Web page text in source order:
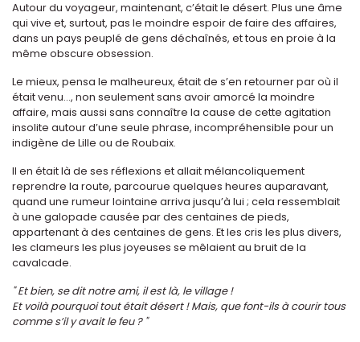
Autour du voyageur, maintenant, c’était le désert. Plus une âme
qui vive et, surtout, pas le moindre espoir de faire des affaires,
dans un pays peuplé de gens déchaînés, et tous en proie à la
même obscure obsession.
Le mieux, pensa le malheureux, était de s’en retourner par où il
était venu..., non seulement sans avoir amorcé la moindre
affaire, mais aussi sans connaître la cause de cette agitation
insolite autour d’une seule phrase, incompréhensible pour un
indigène de Lille ou de Roubaix.
Il en était là de ses réflexions et allait mélancoliquement
reprendre la route, parcourue quelques heures auparavant,
quand une rumeur lointaine arriva jusqu’à lui ; cela ressemblait
à une galopade causée par des centaines de pieds,
appartenant à des centaines de gens. Et les cris les plus divers,
les clameurs les plus joyeuses se mêlaient au bruit de la
cavalcade.
" Et bien, se dit notre ami, il est là, le village !
Et voilà pourquoi tout était désert ! Mais, que font-ils à courir tous
comme s’il y avait le feu ? "